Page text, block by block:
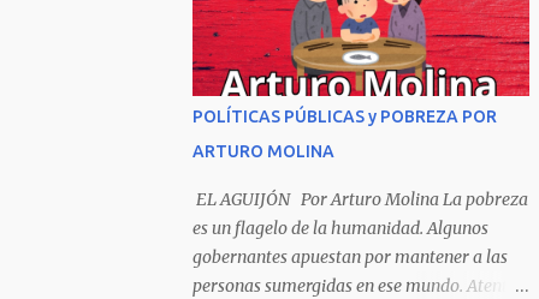
Sombrero encintado y chupa de boda. -
¡Muchacho, no salgas!- le grita mamá pero
él hace un gesto y orondo se va. Halló en el
camino, a un ratón vecino Y le dijo: -¡amigo!-
venga usted conmigo, Visitemos juntos a
doña ratona Y habrá francachela y habrá
comilona. A poco llegaron, y avanza ratón,
Estírase el cuello, coge el aldabón, Da dos o
tres golpes, preguntan: ¿quién es? -Yo doña
ratona, beso a usted los pies ¿Está usted en
POLÍTICAS PÚBLICAS y POBREZA POR
ARTURO MOLINA
EL AGUIJÓN Por Arturo Molina La pobreza
es un flagelo de la humanidad. Algunos
gobernantes apuestan por mantener a las
personas sumergidas en ese mundo. Atentan